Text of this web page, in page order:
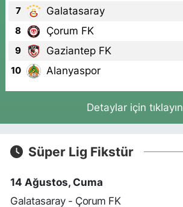
7 Galatasaray
8 Çorum FK
9 Gaziantep FK
10 Alanyaspor
Detaylar için tıklayın
Süper Lig Fikstür
14 Ağustos, Cuma
Galatasaray - Çorum FK